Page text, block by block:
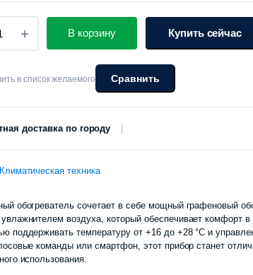
В корзину Купить сейчас
в список желаемого Сравнить
доставка по городу
Климатическая техника
обогреватель сочетает в себе мощный графеновый
воздуха, который обеспечивает комфорт
поддерживать температуру от +16 до +28 °C и
команды или смартфон, этот прибор станет
использования.